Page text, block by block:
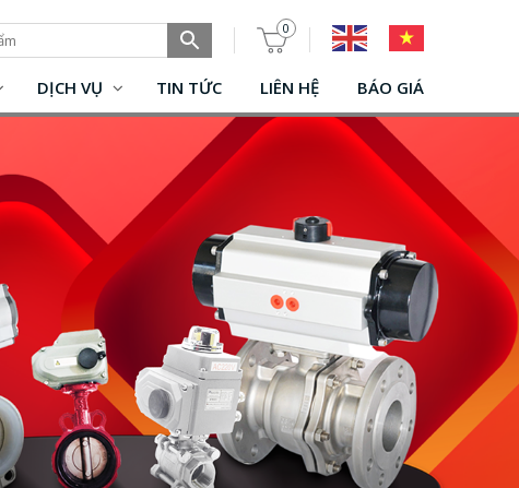
0
DỊCH VỤ TIN TỨC LIÊN HỆ BÁO GIÁ